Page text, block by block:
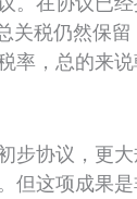
关税仍然保
率，总的来
步协议，更
但这项成果